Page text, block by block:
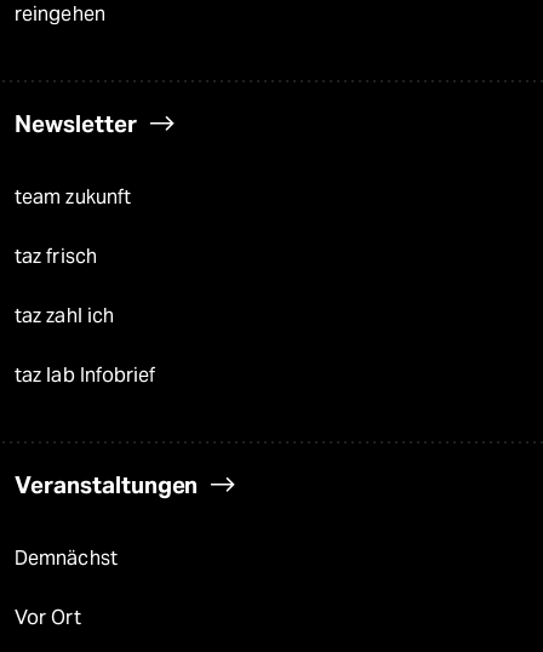
reingehen
Newsletter
team zukunft
taz frisch
taz zahl ich
taz lab Infobrief
Veranstaltungen
Demnächst
Vor Ort